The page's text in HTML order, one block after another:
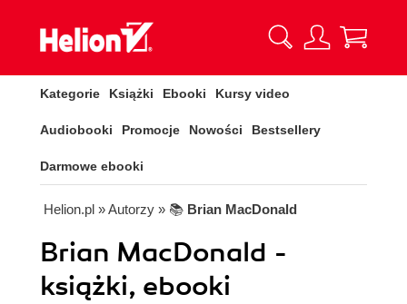
Kategorie Książki Ebooki Kursy video
Audiobooki Promocje Nowości Bestsellery
Darmowe ebooki
Helion.pl » Autorzy » 📚 Brian MacDonald
Brian MacDonald -
książki, ebooki